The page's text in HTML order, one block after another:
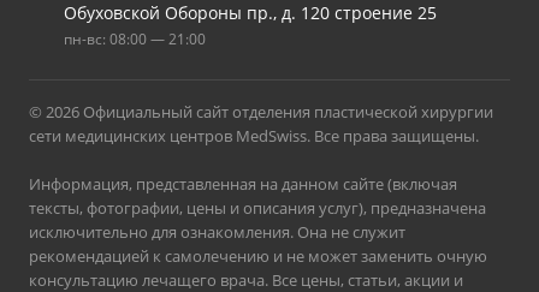
Обуховской Обороны пр., д. 120 строение 25
пн-вс: 08:00 — 21:00
© 2026 Официальный сайт отделения пластической хирургии
сети медицинских центров MedSwiss. Все права защищены.
Информация, представленная на данном сайте (включая
тексты, фотографии, цены и описания услуг), предназначена
исключительно для ознакомления. Она не служит
рекомендацией к самолечению и не может заменить очную
консультацию лечащего врача. Все цены, статьи, акции и